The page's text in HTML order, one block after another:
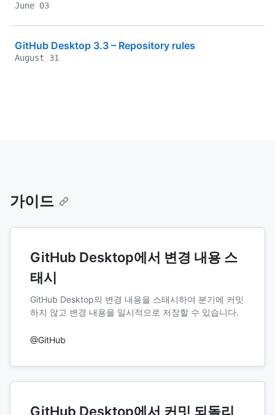
June 03
GitHub Desktop 3.3 – Repository rules
August 31
가이드
GitHub Desktop에서 변경 내용 스
태시
GitHub Desktop의 변경 내용을 스태시하여 분기에 커밋
하지 않고 변경 내용을 일시적으로 저장할 수 있습니다.
@GitHub
GitHub Desktop에서 커밋 되돌리